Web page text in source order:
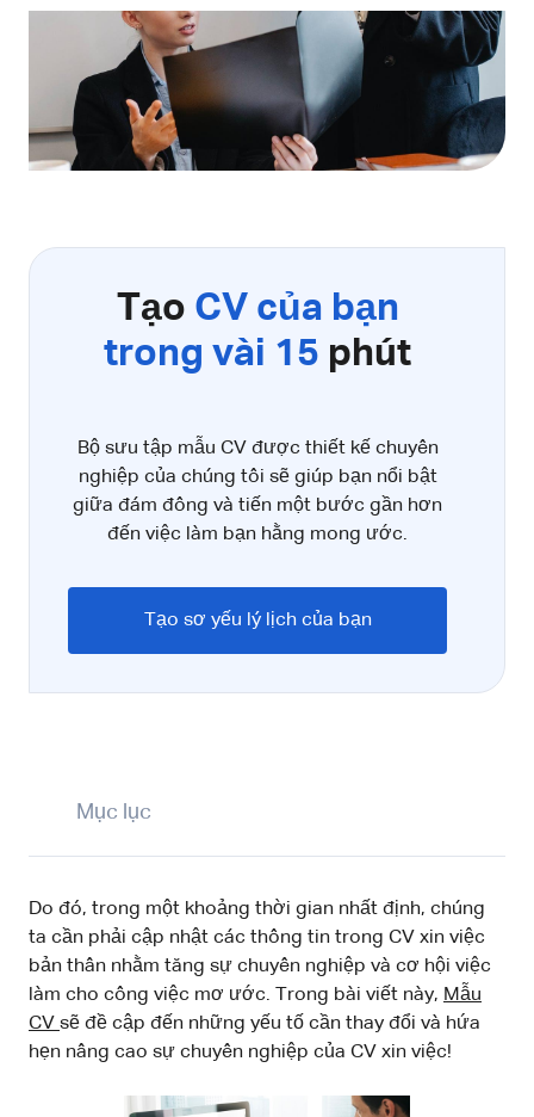
Tạo CV của bạn
trong vài 15 phút
Bộ sưu tập mẫu CV được thiết kế chuyên
nghiệp của chúng tôi sẽ giúp bạn nổi bật
giữa đám đông và tiến một bước gần hơn
đến việc làm bạn hằng mong ước.
Tạo sơ yếu lý lịch của bạn
Mục lục
Do đó, trong một khoảng thời gian nhất định, chúng
ta cần phải cập nhật các thông tin trong CV xin việc
bản thân nhằm tăng sự chuyên nghiệp và cơ hội việc
làm cho công việc mơ ước. Trong bài viết này, Mẫu
CV sẽ đề cập đến những yếu tố cần thay đổi và hứa
hẹn nâng cao sự chuyên nghiệp của CV xin việc!